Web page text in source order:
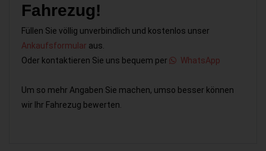
Fahrezug!
Füllen Sie völlig unverbindlich und kostenlos unser
Ankaufsformular aus.
Oder kontaktieren Sie uns bequem per
WhatsApp
Um so mehr Angaben Sie machen, umso besser können
wir Ihr Fahrezug bewerten.